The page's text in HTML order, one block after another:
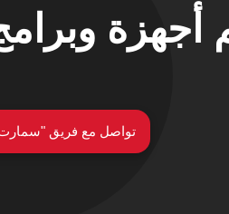
أجهزة
تواصل مع فريق "سمارت"